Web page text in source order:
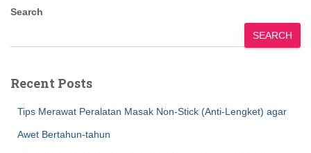
Search
SEARCH
Recent Posts
Tips Merawat Peralatan Masak Non-Stick (Anti-Lengket) agar
Awet Bertahun-tahun